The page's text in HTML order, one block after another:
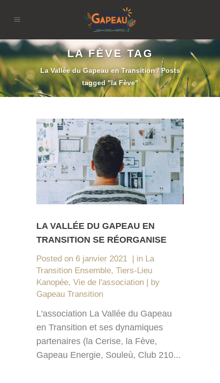
LA FÈVE TAG
La Vallée du Gapeau en Transition/Posts
tagged "la Fève"
LA VALLÉE DU GAPEAU EN
TRANSITION SE RÉORGANISE
Posted on 6 janvier 2021 in La
Transition Ensemble, Tiers-Lieu
Kanopée, Vie de l'association
by
Gapeau Transition
L'association La Vallée du Gapeau
en Transition et ses dynamiques
partenaires (la Cerise, la Fève,
Gapeau Energie, Souleù, Club 210...